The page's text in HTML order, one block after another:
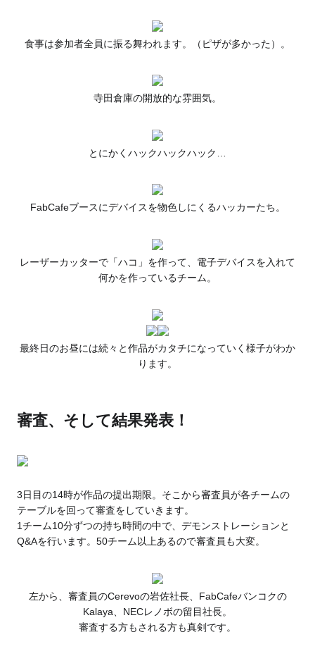
食事は参加者全員に振る舞われます。（ピザが多かった）。
寺田倉庫の開放的な雰囲気。
とにかくハックハックハック…
FabCafeブースにデバイスを物色しにくるハッカーたち。
レーザーカッターで「ハコ」を作って、電子デバイスを入れて
何かを作っているチーム。
最終日のお昼には続々と作品がカタチになっていく様子がわか
ります。
審査、そして結果発表！
3日目の14時が作品の提出期限。そこから審査員が各チームの
テーブルを回って審査をしていきます。
1チーム10分ずつの持ち時間の中で、デモンストレーションと
Q&Aを行います。50チーム以上あるので審査員も大変。
左から、審査員のCerevoの岩佐社長、FabCafeバンコクの
Kalaya、NECレノボの留目社長。
審査する方もされる方も真剣です。